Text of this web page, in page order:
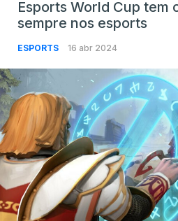
Esports World Cup tem
sempre nos esports
ESPORTS 16 abr 2024